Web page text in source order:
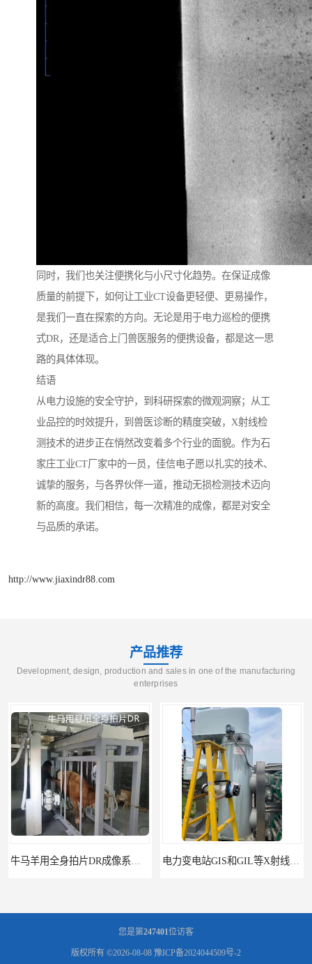
同时，我们也关注便携化与小尺寸化趋势。在保证成像
质量的前提下，如何让工业CT设备更轻便、更易操作，
是我们一直在探索的方向。无论是用于电力巡检的便携
式DR，还是适合上门兽医服务的便携设备，都是这一思
路的具体体现。
结语
从电力设施的安全守护，到科研探索的微观洞察；从工
业品控的时效提升，到兽医诊断的精度突破，X射线检
测技术的进步正在悄然改变着多个行业的面貌。作为石
家庄工业CT厂家中的一员，佳信电子愿以扎实的技术、
诚挚的服务，与各界伙伴一道，推动无损检测技术迈向
新的高度。我们相信，每一次精准的成像，都是对安全
与品质的承诺。
http://www.jiaxindr88.com
产品推荐
Development, design, production and sales in one of the manufacturing
enterprises
您是第247401位访客
版权所有 ©2026-08-08 豫ICP备2024044509号-2